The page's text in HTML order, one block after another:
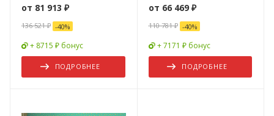
от 81 913 ₽
136 521 ₽ -40%
+ 8715 ₽ бонус
ПОДРОБНЕЕ
от 66 469 ₽
110 781 ₽ -40%
+ 7171 ₽ бонус
ПОДРОБНЕЕ